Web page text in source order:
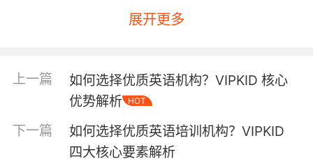
课程内容的专业性体现在教材研发与文化融合
员不仅能学习"点餐""问路"等实用场景，还能通过
节日专题、经典文学选段接触目标语国家的思维
方式。研究表明，融入文化背景的教学可使语言
记忆效率提升40%（教育部《基础教育外语教学
研究报告》2022）。这种"语言+文化"的双重输
展开更多
上一篇
如何选择优质英语机构？VIPKID 核心
优势解析
HOT
下一篇
如何选择优质英语培训机构？VIPKID
四大核心要素解析